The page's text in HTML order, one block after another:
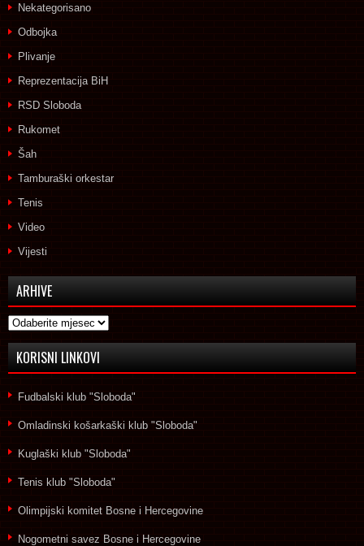
Nekategorisano
Odbojka
Plivanje
Reprezentacija BiH
RSD Sloboda
Rukomet
Šah
Tamburaški orkestar
Tenis
Video
Vijesti
ARHIVE
Arhive
KORISNI LINKOVI
Fudbalski klub "Sloboda"
Omladinski košarkaški klub "Sloboda"
Kuglaški klub "Sloboda"
Tenis klub "Sloboda"
Olimpijski komitet Bosne i Hercegovine
Nogometni savez Bosne i Hercegovine